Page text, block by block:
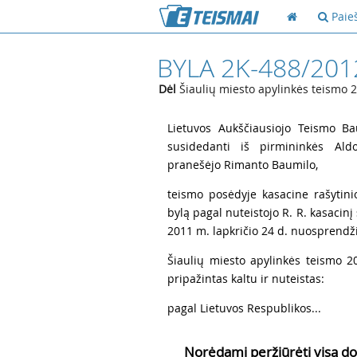
BYLA 2K-488/
Dėl Šiaulių miesto apylinkės teismo
Lietuvos Aukščiausiojo Teismo
susidedanti iš pirmininkės
pranešėjo Rimanto Baumilo,
teismo posėdyje kasacine
bylą pagal nuteistojo R. R.
2011 m. lapkričio 24 d.
Šiaulių miesto apylinkės teismo
pripažintas kaltu ir nuteistas:
pagal Lietuvos Respublikos...
Norėdami peržiūrėti visą